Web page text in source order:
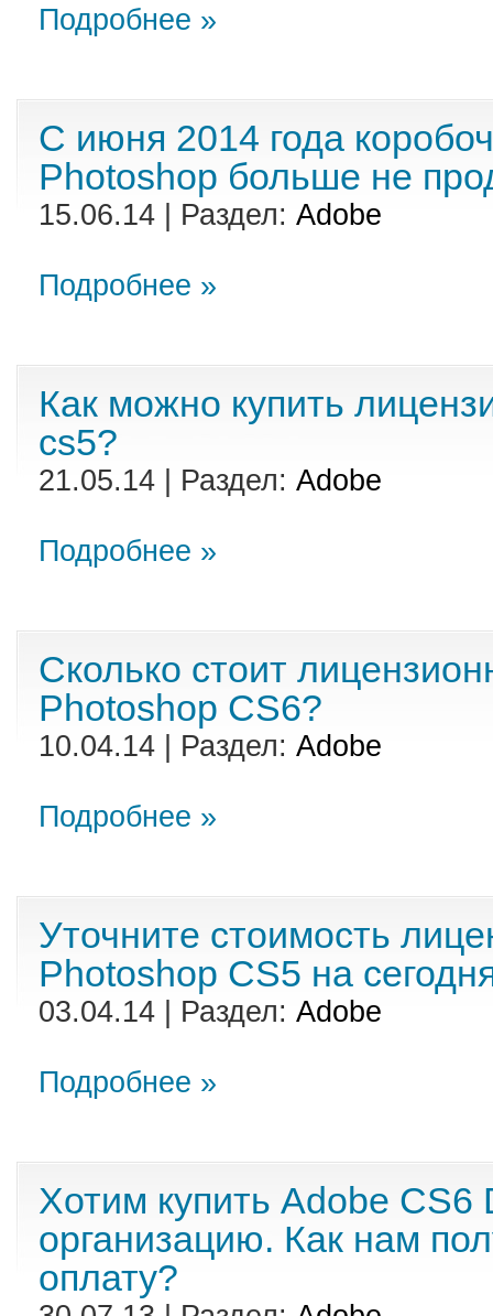
Подробнее »
С июня 2014 года
Photoshop больше не
15.06.14 | Раздел: Adobe
Подробнее »
Как можно купить
cs5?
21.05.14 | Раздел: Adobe
Подробнее »
Сколько стоит
Photoshop CS6?
10.04.14 | Раздел: Adobe
Подробнее »
Уточните стоимость
Photoshop CS5 на
03.04.14 | Раздел: Adobe
Подробнее »
Хотим купить Adobe CS6
организацию. Как нам
оплату?